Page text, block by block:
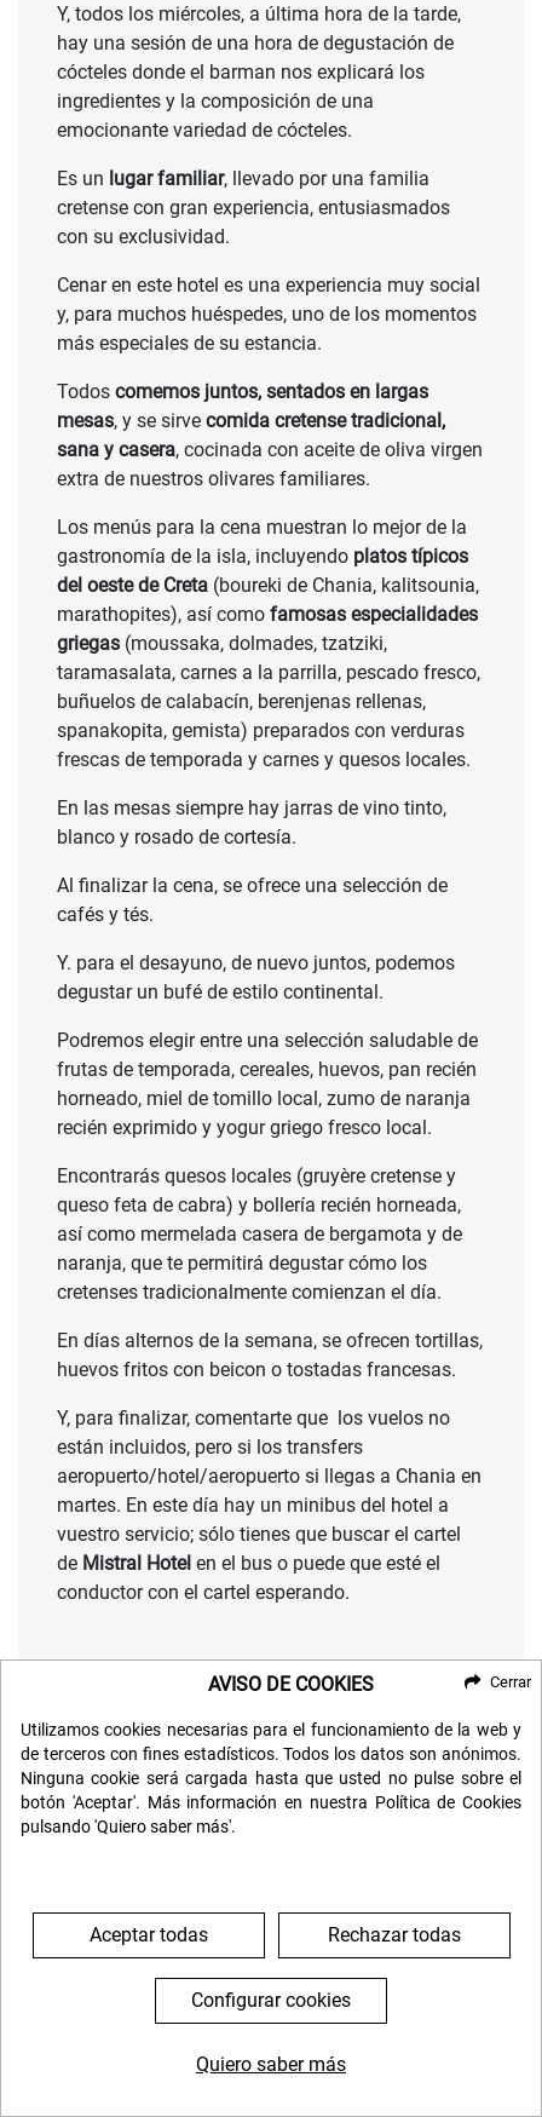
Y, todos los miércoles, a última hora de la tarde,
hay una sesión de una hora de degustación de
cócteles donde el barman nos explicará los
ingredientes y la composición de una
emocionante variedad de cócteles.
Es un lugar familiar, llevado por una familia
cretense con gran experiencia, entusiasmados
con su exclusividad.
Cenar en este hotel es una experiencia muy social
y, para muchos huéspedes, uno de los momentos
más especiales de su estancia.
Todos comemos juntos, sentados en largas
mesas, y se sirve comida cretense tradicional,
sana y casera, cocinada con aceite de oliva virgen
extra de nuestros olivares familiares.
Los menús para la cena muestran lo mejor de la
gastronomía de la isla, incluyendo platos típicos
del oeste de Creta (boureki de Chania, kalitsounia,
marathopites), así como famosas especialidades
griegas (moussaka, dolmades, tzatziki,
taramasalata, carnes a la parrilla, pescado fresco,
buñuelos de calabacín, berenjenas rellenas,
spanakopita, gemista) preparados con verduras
frescas de temporada y carnes y quesos locales.
En las mesas siempre hay jarras de vino tinto,
blanco y rosado de cortesía.
Al finalizar la cena, se ofrece una selección de
cafés y tés.
Y. para el desayuno, de nuevo juntos, podemos
degustar un bufé de estilo continental.
Podremos elegir entre una selección saludable de
frutas de temporada, cereales, huevos, pan recién
horneado, miel de tomillo local, zumo de naranja
recién exprimido y yogur griego fresco local.
Encontrarás quesos locales (gruyère cretense y
queso feta de cabra) y bollería recién horneada,
así como mermelada casera de bergamota y de
naranja, que te permitirá degustar cómo los
cretenses tradicionalmente comienzan el día.
En días alternos de la semana, se ofrecen tortillas,
huevos fritos con beicon o tostadas francesas.
Y, para finalizar, comentarte que los vuelos no
están incluidos, pero si los transfers
aeropuerto/hotel/aeropuerto si llegas a Chania en
martes. En este día hay un minibus del hotel a
vuestro servicio; sólo tienes que buscar el cartel
de Mistral Hotel en el bus o puede que esté el
conductor con el cartel esperando.
LAS EXCURSIONES
El hotel organiza excursiones para que conozcas
el entorno y disfrutes mas de tu estancia. Todas
están diseñadas para ser salidas relajadas e
interesantes.
te informamos de lo que hay para que te vayas
haciendo una idea...
Te avisamos, eso si, quetodas las excursiones
son en inglés¡una oportunidad magnífica para
mejorar tus conocimientos!
AVISO DE COOKIES
Utilizamos cookies necesarias para el funcionamiento de la web y
de terceros con fines estadísticos. Todos los datos son anónimos.
Ninguna cookie será cargada hasta que usted no pulse sobre el
botón 'Aceptar'. Más información en nuestra Política de Cookies
pulsando 'Quiero saber más'.
Aceptar todas Rechazar todas
Configurar cookies
Quiero saber más
Cerrar